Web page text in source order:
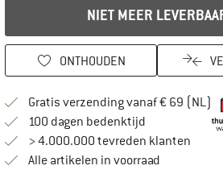
NIET MEER
ONTHOUDEN
Gratis verzending vanaf € 69 (NL)
100 dagen bedenktijdVind de
> 4.000.000 tevreden klanten
Alle artikelen in voorraad